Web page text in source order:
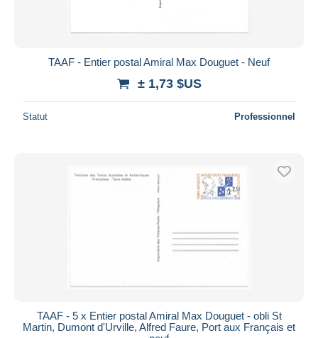
Appliquer
TAAF - Entier postal Amiral Max Douguet - Neuf
± 1,73 $US
Statut Professionnel
TAAF - 5 x Entier postal Amiral Max Douguet - obli St
Martin, Dumont d'Urville, Alfred Faure, Port aux Français et